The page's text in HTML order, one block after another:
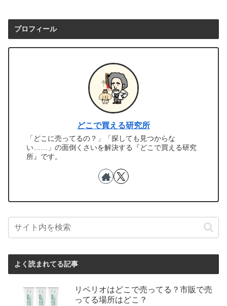
プロフィール
どこで買える研究所
「どこに売ってるの？」「探しても見つからな
い……」の面倒くさいを解決する『どこで買える研究
所』です。
よく読まれてる記事
リペリオはどこで売ってる？市販で売
ってる場所はどこ？